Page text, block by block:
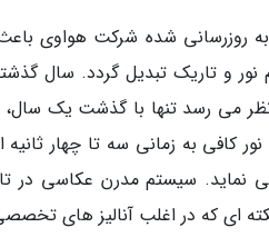
می رسد تنها با گذشت یک سال،
به زمانی سه تا چهار ثانیه
نماید. سیستم مدرن عکاسی در
ای که در اغلب آنالیز های